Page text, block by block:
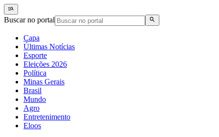
Buscar no portal
Capa
Últimas Notícias
Esporte
Eleições 2026
Política
Minas Gerais
Brasil
Mundo
Agro
Entretenimento
Eloos